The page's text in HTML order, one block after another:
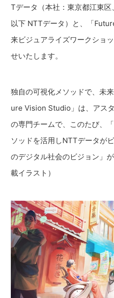
Tデータ（本社：東京都江東区
以下 NTTデータ）と、「
来ビジュアライズワークショ
せいたします。
独自の可視化メソッドで、未
ure Vision Studio」は、アス
の専門チームで、このたび、
ソッドを活用しNTTデータが
のデジタル社会のビジョン」
載イラスト）